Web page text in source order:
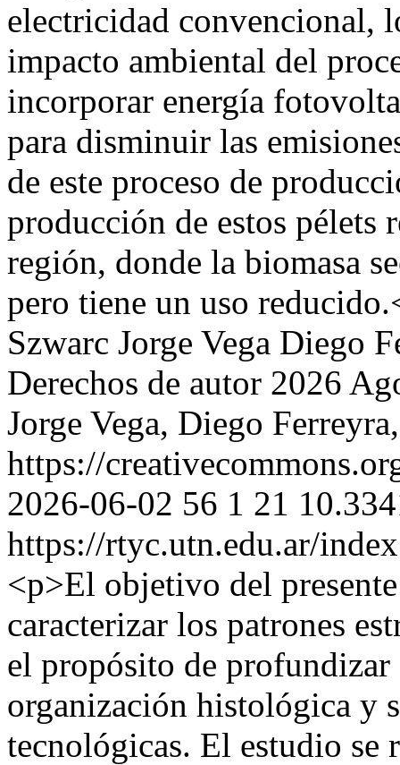
electricidad convencional,
impacto ambiental del
incorporar energía
para disminuir las
de este proceso de
producción de estos pélets
región, donde la biomasa
pero tiene un uso
Szwarc Jorge Vega Diego
Derechos de autor 2026
Jorge Vega, Diego
https://
2026-06-02 56 1 21
https://rtyc.utn.edu.ar/
<p>El objetivo del
caracterizar los patrones
el propósito de profundizar
organización histológica y
tecnológicas. El estudio se